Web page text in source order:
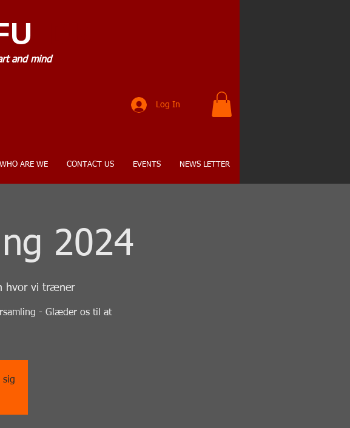
and mind
Log In
WHO ARE WE CONTACT US EVENTS NEWS LETTER
2024
hvor vi træner
- Glæder os til at
sig